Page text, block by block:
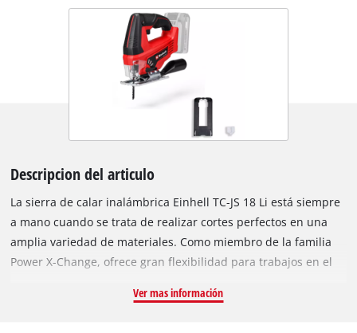
Descripcion del articulo
La sierra de calar inalámbrica Einhell TC-JS 18 Li está siempre
a mano cuando se trata de realizar cortes perfectos en una
amplia variedad de materiales. Como miembro de la familia
Power X-Change, ofrece gran flexibilidad para trabajos en el
concentrada de la batería recargable: las baterías recargables
Ver mas información